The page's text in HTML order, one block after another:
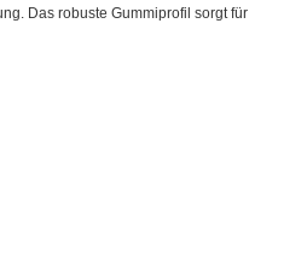
Das robuste Gummiprofil sorgt für